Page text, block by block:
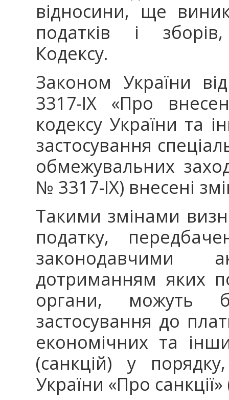
відносини, ще
податків і
Кодексу.
Законом України
3317-ІХ «Про
кодексу України та
застосування
обмежувальних
№ 3317-ІХ) внесені
Такими змінами
податку,
законодавчими
дотриманням яких
органи, можуть
застосування до
економічних та
(санкцій) у
України «Про